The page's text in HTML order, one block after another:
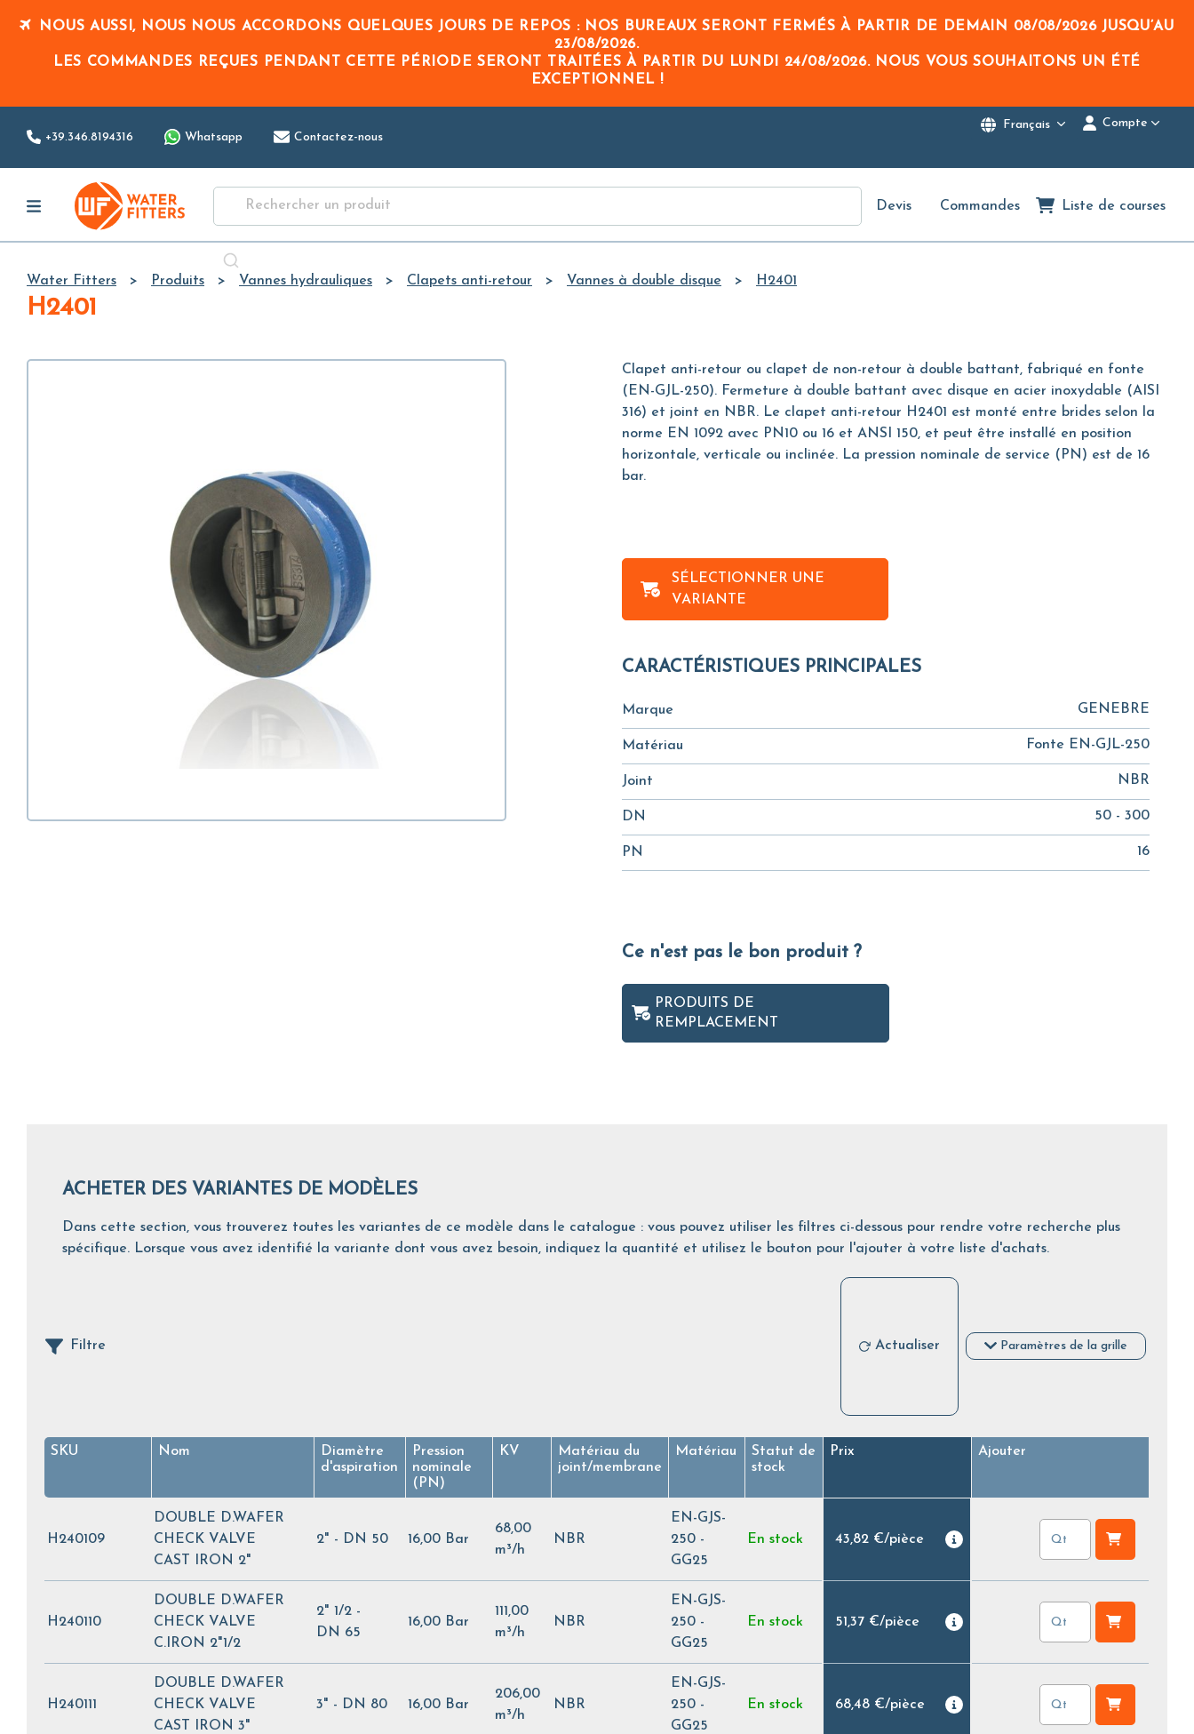
Main
Content
NOUS AUSSI, NOUS NOUS ACCORDONS QUELQUES JOURS DE REPOS : NOS BUREAUX SERONT FERMÉS À PARTIR DE DEMAIN 08/08/2026JUSQU’AU
23/08/2026.
LES COMMANDES REÇUES PENDANT CETTE PÉRIODE SERONT TRAITÉES À PARTIR DU LUNDI 24/08/2026. NOUS VOUS SOUHAITONS UN ÉTÉ
EXCEPTIONNEL !
+39.346.8194316 Whatsapp Contactez-nous
Français Compte
Devis Commandes Liste de courses
Water Fitters Produits Vannes hydrauliques Clapets anti-retour Vannes à double disque H2401
H2401
Clapet anti-retour ou clapet de non-retour à double battant, fabriqué en fonte
(EN-GJL-250). Fermeture à double battant avec disque en acier inoxydable (AISI
316) et joint en NBR. Le clapet anti-retour H2401 est monté entre brides selon la
norme EN 1092 avec PN10 ou 16 et ANSI 150, et peut être installé en position
horizontale, verticale ou inclinée. La pression nominale de service (PN) est de 16
bar.
SÉLECTIONNER UNE
VARIANTE
CARACTÉRISTIQUES PRINCIPALES
Marque GENEBRE
Matériau Fonte EN-GJL-250
Joint NBR
DN 50 - 300
PN 16
Ce n'est pas le bon produit ?
PRODUITS DE
REMPLACEMENT
ACHETER DES VARIANTES DE MODÈLES
Dans cette section, vous trouverez toutes les variantes de ce modèle dans le catalogue : vous pouvez utiliser les filtres ci-dessous pour rendre votre recherche plus
spécifique. Lorsque vous avez identifié la variante dont vous avez besoin, indiquez la quantité et utilisez le bouton pour l'ajouter à votre liste d'achats.
Filtre Actualiser Paramètres de la grille
SKU Nom
Diamètre
d'aspiration
Pression
nominale
(PN)
KV
Matériau du
joint/membrane
Matériau
Statut de
stock
Prix Ajouter
H240109
DOUBLE D.WAFER
CHECK VALVE
CAST IRON 2"
2" - DN 50 16,00 Bar
68,00
m³/h
NBR
EN-GJS-
250 -
GG25
En stock 43,82 €/pièce
H240110
DOUBLE D.WAFER
CHECK VALVE
C.IRON 2"1/2
2" 1/2 -
DN 65
16,00 Bar
111,00
m³/h
NBR
EN-GJS-
250 -
GG25
En stock 51,37 €/pièce
H240111
DOUBLE D.WAFER
CHECK VALVE
CAST IRON 3"
3" - DN 80 16,00 Bar
206,00
m³/h
NBR
EN-GJS-
250 -
GG25
En stock 68,48 €/pièce